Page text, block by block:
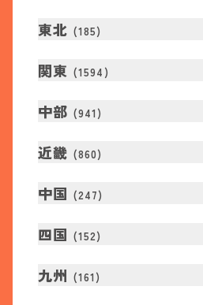
東北 (185)
関東 (1594 )
中部 (941 )
近畿 (860)
中国 (247)
四国 (152)
九州 (161 )